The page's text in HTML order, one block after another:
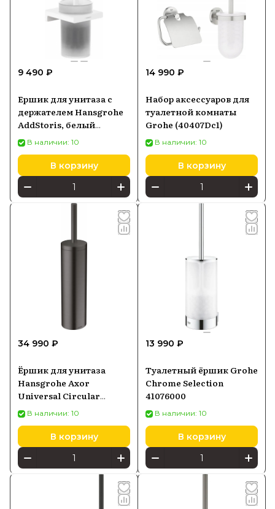
9 490 ₽
Ершик для унитаза с
держателем Hansgrohe
AddStoris, белый
матовый 41752700
В наличии: 10
В корзину
14 990 ₽
Набор аксессуаров для
туалетной комнаты
Grohe (40407Dc1)
В наличии: 10
В корзину
34 990 ₽
Ёршик для унитаза
Hansgrohe Axor
Universal Circular
чёрный хром
шлифованный 42855340
В наличии: 10
В корзину
13 990 ₽
Туалетный ёршик Grohe
Chrome Selection
41076000
В наличии: 10
В корзину